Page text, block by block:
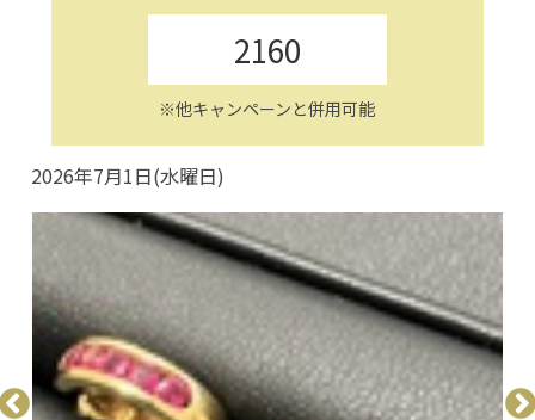
2160
※他キャンペーンと併用可能
2026年7月1日(水曜日)